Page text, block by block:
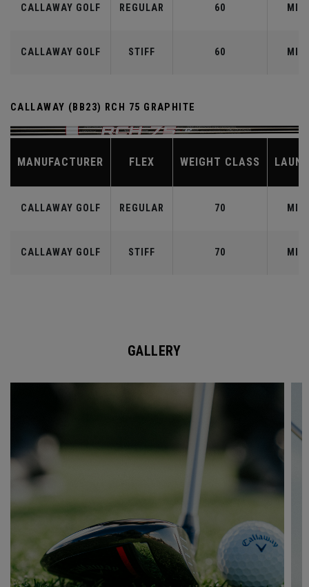
CALLAWAY GOLF REGULAR 60 MID
CALLAWAY GOLF STIFF 60 MID
CALLAWAY (BB23) RCH 75 GRAPHITE
MANUFACTURER FLEX WEIGHT CLASS
CALLAWAY GOLF REGULAR 70 MID
CALLAWAY GOLF STIFF 70 MID
GALLERY